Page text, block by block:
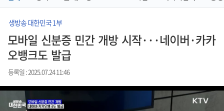
생방송 대한민국 1부
모바일 신분증 민간 개방 시작···네이버·카카
오뱅크도 발급
등록일 : 2025.07.24 11:46